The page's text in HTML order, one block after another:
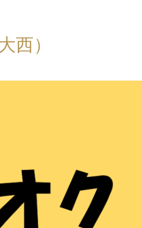
西）